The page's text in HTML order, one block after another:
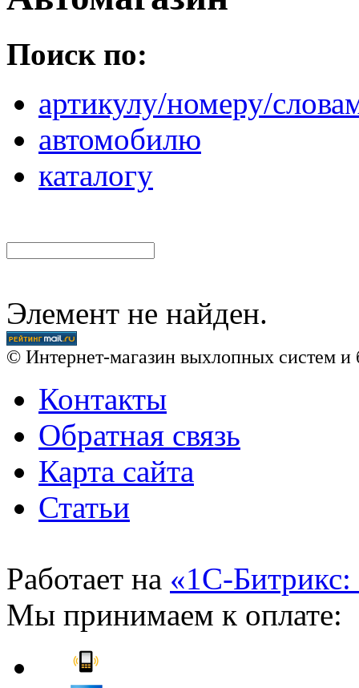
Поиск по:
артикулу/номеру/
автомобилю
каталогу
Элемент не найден.
© Интернет-магазин выхлопных систем и
Контакты
Обратная связь
Карта сайта
Статьи
Работает на «1С-Битрикс:
Мы принимаем к оплате: